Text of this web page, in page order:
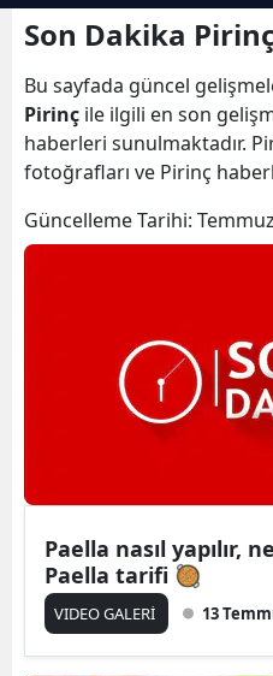
Son Dakika
Bu sayfada güncel
Pirinç ile ilgili en son
haberleri sunulmaktadır.
fotoğrafları ve Pirinç
Güncelleme Tarihi:
Paella nasıl yapılır,
Paella tarifi 🥘
VIDEO GALERİ 13